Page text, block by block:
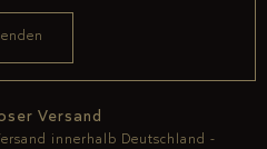
Versand
innerhalb Deutschland -